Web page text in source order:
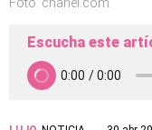
Escucha este